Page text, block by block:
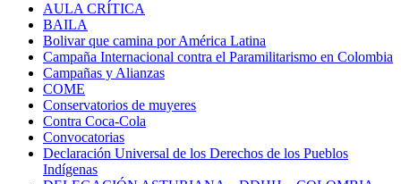
AULA CRÍTICA
BAILA
Bolivar que camina por América Latina
Campaña Internacional contra el Paramilitarismo en Colombia
Campañas y Alianzas
COME
Conservatorios de muyeres
Contra Coca-Cola
Convocatorias
Declaración Universal de los Derechos de los Pueblos
Indígenas